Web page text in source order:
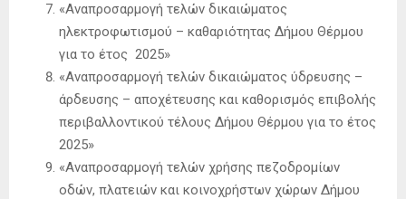
«Αναπροσαρμογή τελών δικαιώματος
ηλεκτροφωτισμού – καθαριότητας Δήμου Θέρμου
για το έτος 2025»
«Αναπροσαρμογή τελών δικαιώματος ύδρευσης –
άρδευσης – αποχέτευσης και καθορισμός επιβολής
περιβαλλοντικού τέλους Δήμου Θέρμου για το έτος
2025»
«Αναπροσαρμογή τελών χρήσης πεζοδρομίων
οδών, πλατειών και κοινοχρήστων χώρων Δήμου